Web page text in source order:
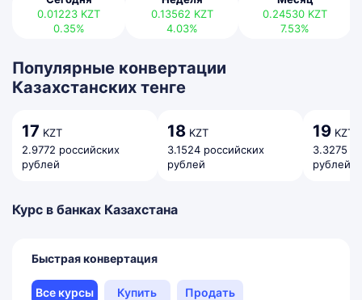
0.01223 KZT
0.35%
0.13562 KZT
4.03%
0.24530 KZT
7.53%
Популярные конвертации
Казахстанских тенге
17 KZT
2.9772 российских
рублей
18 KZT
3.1524 российских
рублей
19 KZT
3.3275
рублей
Курс в банках Казахстана
Быстрая конвертация
Все курсы Купить Продать